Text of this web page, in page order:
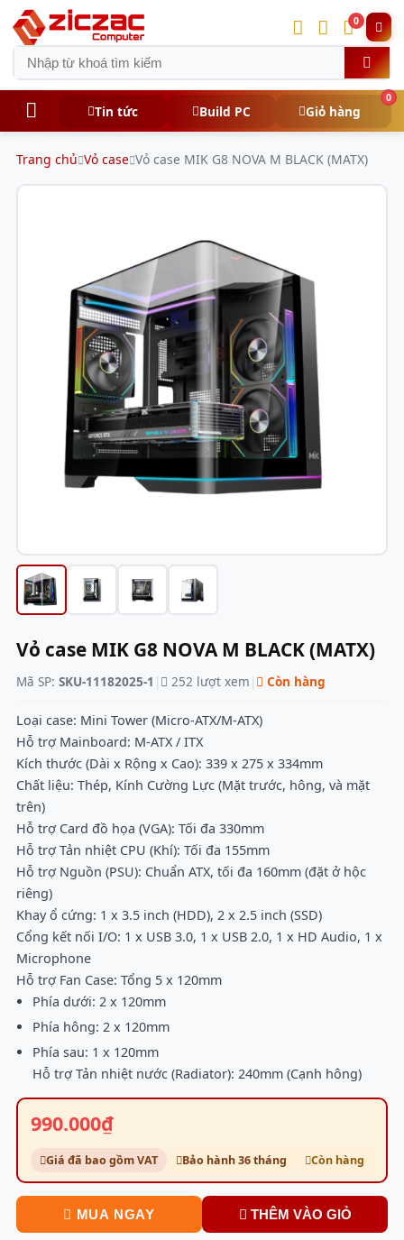
0
Tin tức Build PC Giỏ hàng
0
Trang chủ Vỏ case Vỏ case MIK G8 NOVA M BLACK (MATX)
Vỏ case MIK G8 NOVA M BLACK (MATX)
Mã SP: SKU-11182025-1 | 252 lượt xem | Còn hàng
Loại case: Mini Tower (Micro-ATX/M-ATX)
Hỗ trợ Mainboard: M-ATX / ITX
Kích thước (Dài x Rộng x Cao): 339 x 275 x 334mm
Chất liệu: Thép, Kính Cường Lực (Mặt trước, hông, và mặt
trên)
Hỗ trợ Card đồ họa (VGA): Tối đa 330mm
Hỗ trợ Tản nhiệt CPU (Khí): Tối đa 155mm
Hỗ trợ Nguồn (PSU): Chuẩn ATX, tối đa 160mm (đặt ở hộc
riêng)
Khay ổ cứng: 1 x 3.5 inch (HDD), 2 x 2.5 inch (SSD)
Cổng kết nối I/O: 1 x USB 3.0, 1 x USB 2.0, 1 x HD Audio, 1 x
Microphone
Hỗ trợ Fan Case: Tổng 5 x 120mm
Phía dưới: 2 x 120mm
Phía hông: 2 x 120mm
Phía sau: 1 x 120mm
Hỗ trợ Tản nhiệt nước (Radiator): 240mm (Cạnh hông)
990.000₫
Giá đã bao gồm VAT Bảo hành 36 tháng Còn hàng
MUA NGAY THÊM VÀO GIỎ